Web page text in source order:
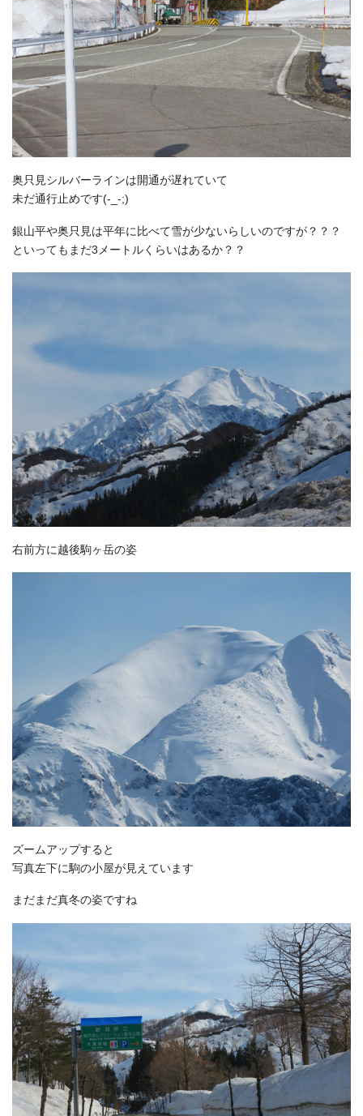
奥只見シルバーラインは開通が遅れていて
未だ通行止めです(-_-;)
銀山平や奥只見は平年に比べて雪が少ないらしいのですが？？？
といってもまだ3メートルくらいはあるか？？
右前方に越後駒ヶ岳の姿
ズームアップすると
写真左下に駒の小屋が見えています
まだまだ真冬の姿ですね